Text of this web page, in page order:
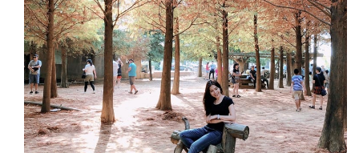
景
點:
寶
湖
宮
天
地
堂
地